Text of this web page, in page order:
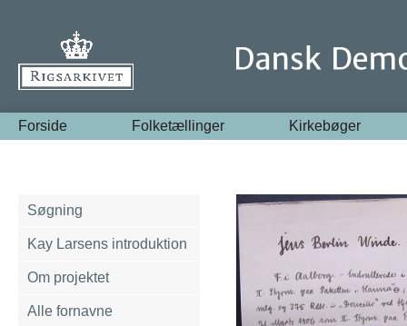
Forside Folketællinger Kirkebøger
Søgning
Kay Larsens introduktion
Om projektet
Alle fornavne